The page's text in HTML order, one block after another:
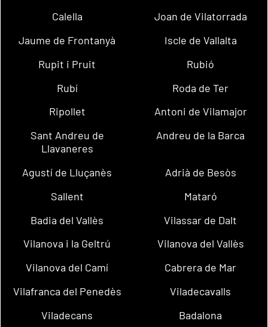
Calella
Joan de Vilatorrada
Jaume de Frontanyà
Iscle de Vallalta
Rupit i Pruit
Rubió
Rubí
Roda de Ter
Ripollet
Antoni de Vilamajor
Sant Andreu de
Llavaneres
Andreu de la Barca
Agustí de Lluçanès
Adrià de Besòs
Sallent
Mataró
Badia del Vallès
Vilassar de Dalt
Vilanova i la Geltrú
Vilanova del Vallès
Vilanova del Camí
Cabrera de Mar
Vilafranca del Penedès
Viladecavalls
Viladecans
Badalona